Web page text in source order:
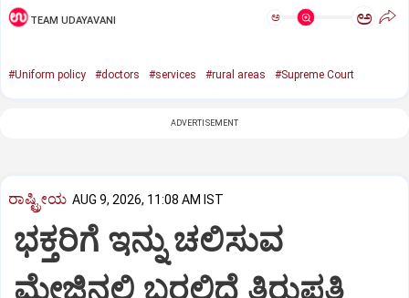
TEAM UDAYAVANI ಅ ಅ
#Uniform policy #doctors #services #rural areas #Supreme Court
ADVERTISEMENT
ರಾಷ್ಟ್ರೀಯ AUG 9, 2026, 11:08 AM IST
ಭಕ್ತರಿಗೆ ಇನ್ನು ಚಲಿಸುವ
ಮೇಜಿನಲ್ಲಿ ಬರಲಿದೆ ತಿರುಪತಿ